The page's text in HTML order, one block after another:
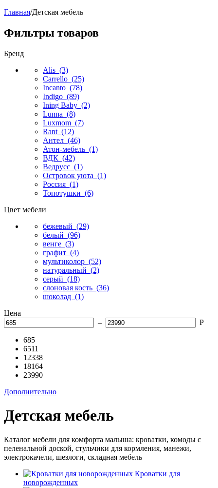
Главная/Детская мебель
Фильтры товаров
Бренд
Alis (3)
Carrello (25)
Incanto (78)
Indigo (89)
Ining Baby (2)
Lunna (8)
Luxmom (7)
Rant (12)
Антел (46)
Атон-мебель (1)
ВДК (42)
Ведрусс (1)
Островок уюта (1)
Россия (1)
Топотушки (6)
Цвет мебели
бежевый (29)
белый (96)
венге (3)
графит (4)
мультиколор (52)
натуральный (2)
серый (18)
слоновая кость (36)
шоколад (1)
Цена
–
Р
685
6511
12338
18164
23990
Дополнительно
Детская мебель
Каталог мебели для комфорта малыша: кроватки, комоды с
пеленальной доской, стульчики для кормления, манежи,
электрокачели, шезлоги, складная мебель
Кроватки для
новорожденных